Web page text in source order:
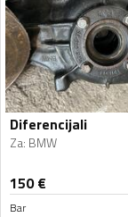
Diferencijali
Za: BMW
150€
Bar